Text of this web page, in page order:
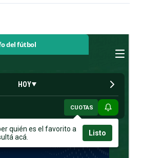
del fútbol